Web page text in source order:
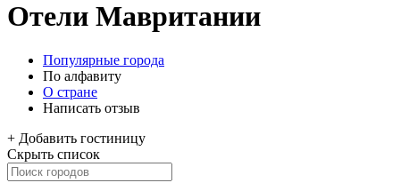
Отели Мавритании
Популярные города
По алфавиту
О стране
Написать отзыв
+ Добавить гостиницу
Скрыть список